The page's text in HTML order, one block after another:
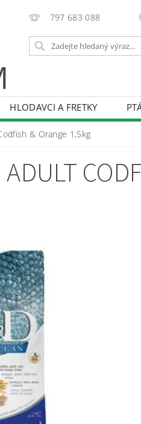
797 683 088
HLODAVCI A FRETKY
PODMÍNKY
& Orange 1,5kg